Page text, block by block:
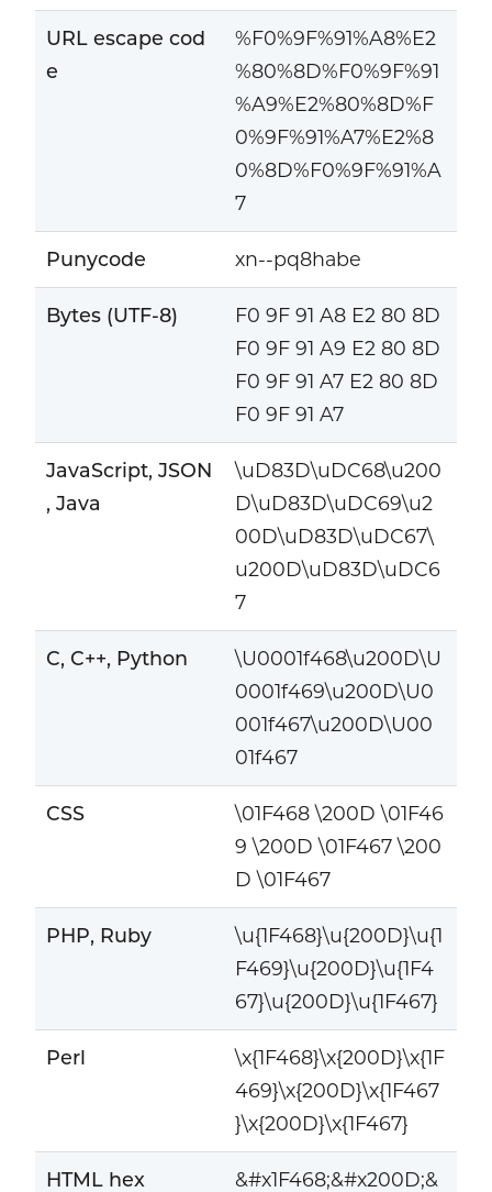
URL escape cod
e
%F0%9F%91%A8%E2
%80%8D%F0%9F%91
%A9%E2%80%8D%F
0%9F%91%A7%E2%8
0%8D%F0%9F%91%A
7
Punycode xn--pq8habe
Bytes (UTF-8)
F0 9F 91 A8 E2 80 8D
F0 9F 91 A9 E2 80 8D
F0 9F 91 A7 E2 80 8D
F0 9F 91 A7
JavaScript, JSON
, Java
\uD83D\uDC68\u200
D\uD83D\uDC69\u2
00D\uD83D\uDC67\
u200D\uD83D\uDC6
7
C, C++, Python
\U0001f468\u200D\U
0001f469\u200D\U0
001f467\u200D\U00
01f467
CSS
\01F468 \200D \01F46
9 \200D \01F467 \200
D \01F467
PHP, Ruby
\u{1F468}\u{200D}\u{1
F469}\u{200D}\u{1F4
67}\u{200D}\u{1F467}
Perl
\x{1F468}\x{200D}\x{1F
469}\x{200D}\x{1F467
}\x{200D}\x{1F467}
HTML hex
&#x1F468;&#x200D;&